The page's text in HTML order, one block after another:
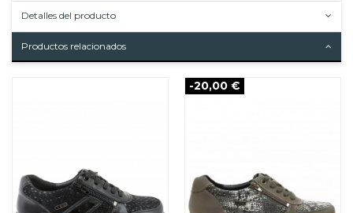
Detalles del producto
Productos relacionados
-20,00 €